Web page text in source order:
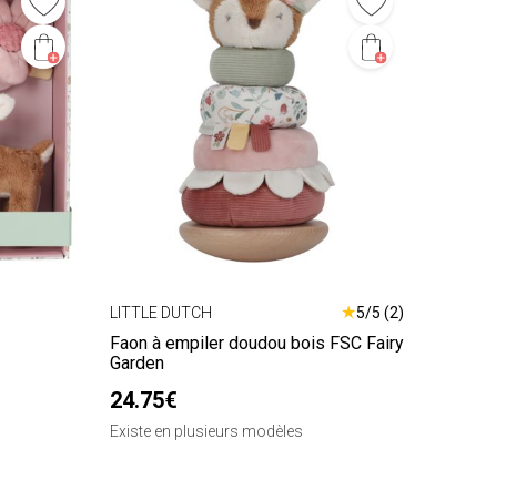
LITTLE DUTCH ★5/5 (2)
Faon à empiler doudou bois FSC Fairy
Garden
24.75€
Existe en plusieurs modèles